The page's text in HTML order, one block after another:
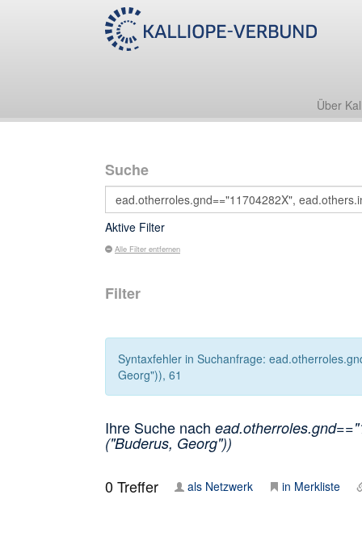
Über
Suche
Aktive Filter
Alle Filter entfernen
Filter
Syntaxfehler in Suchanfrage:
Georg")), 61
Ihre Suche nach
("Buderus, Georg"))
0Treffer als Netzwerk in Merkliste